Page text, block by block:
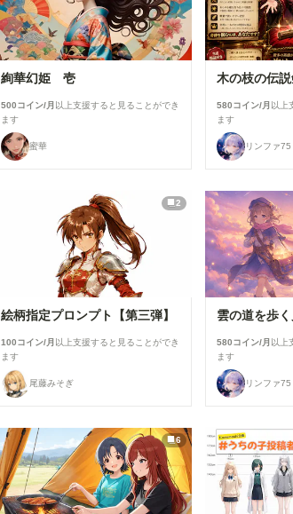
絢華幻姫 壱
500コイン/月 以上支援すると見ることができ
ます
蜜華
木の枝の伝
580コイン/月 以上
ます
リンファ75
2
絵柄指定プロンプト【第三弾】
100コイン/月 以上支援すると見ることができ
ます
尾藤みそぎ
雲の道を歩
580コイン/月 以上
ます
リンファ75
6